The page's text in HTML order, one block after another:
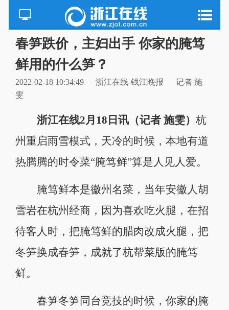
春笋跌价，主妇出手 你家的腌笃
鲜用的什么笋？
2022-02-18 10:34:49 浙江在线-钱江晚报
记者 施
雯
浙江在线2月18日讯（记者 施雯） 杭
州重启雨雪模式，天冷的时候，本地有道
热腾腾的时令菜“腌笃鲜”算是人见人爱。
腌笃鲜本是徽州名菜，当年安徽人胡
雪岩在杭州经商，因为喜欢吃火腿，在招
待客人时，把腌笃鲜的腊肉改成火腿，把
冬笋换成春笋，成就了杭帮菜版的腌笃
鲜。
春笋冬笋同台竞技的时候，你家的腌